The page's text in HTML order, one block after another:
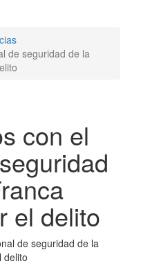
de seguridad de la
con el
el delito